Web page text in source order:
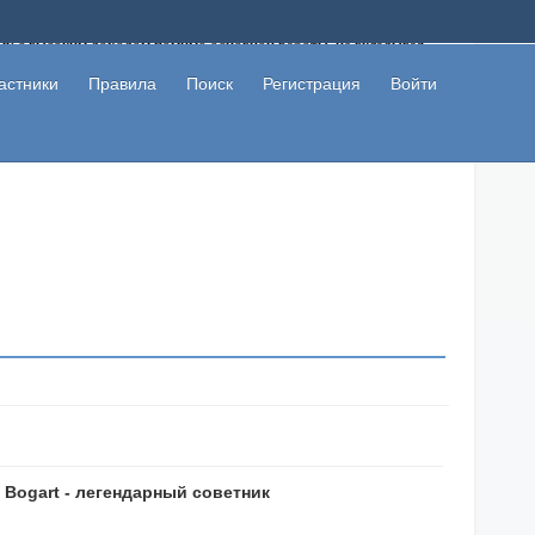
с высоким доходом помимо основной работы, не вкладывая
не попались на развод. Вы сможете начать зарабатывать
Правила Поиск Регистрация Войти
- легендарный советник